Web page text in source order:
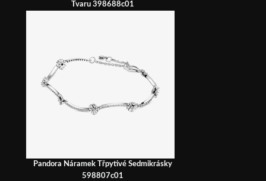
Tvaru 398688c01
Pandora Náramek Třpytivé Sedmikrásky
598807c01